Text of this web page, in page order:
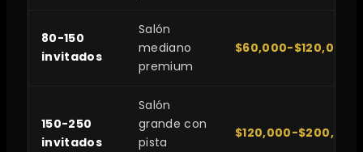
80-150
invitados
Salón
mediano
premium
$60,000-$120,000
150-250
invitados
Salón
grande con
pista
$120,000-$200,000